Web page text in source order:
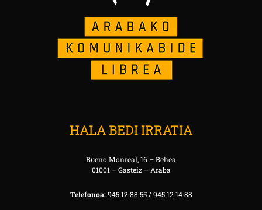
HALA BEDI IRRATIA
Bueno Monreal, 16 – Behea
01001 – Gasteiz – Araba
Telefonoa:945 12 88 55 / 945 12 14 88